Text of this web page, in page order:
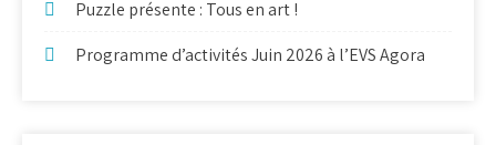
Puzzle présente : Tous en art !
Programme d’activités Juin 2026 à l’EVS Agora